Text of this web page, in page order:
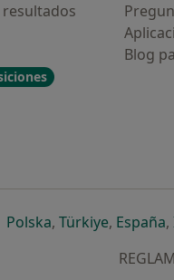
Blog
Polskase abre en una
, Türkiyese abre
, España,